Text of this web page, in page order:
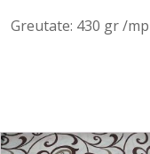
Greutate: 430 gr /mp